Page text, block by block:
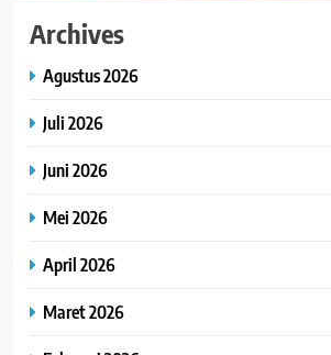
Archives
Agustus 2026
Juli 2026
Juni 2026
Mei 2026
April 2026
Maret 2026